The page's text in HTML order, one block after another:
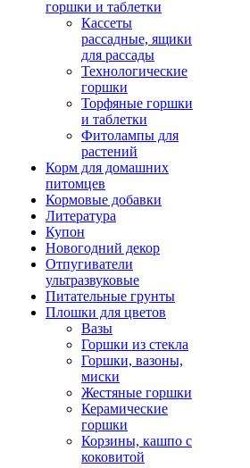
горшки и таблетки
Кассеты
рассадные, ящики
для рассады
Технологические
горшки
Торфяные горшки
и таблетки
Фитолампы для
растений
Корм для домашних
питомцев
Кормовые добавки
Литература
Купон
Новогодний декор
Отпугиватели
ультразвуковые
Питательные грунты
Плошки для цветов
Вазы
Горшки из стекла
Горшки, вазоны,
миски
Жестяные горшки
Керамические
горшки
Корзины, кашпо с
коковитой